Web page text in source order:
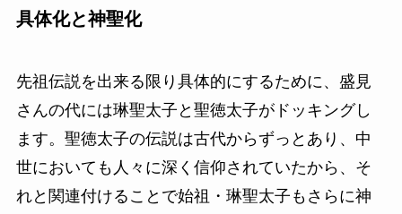
具体化と神聖化
先祖伝説を出来る限り具体的にするために、盛見
さんの代には琳聖太子と聖徳太子がドッキングし
ます。聖徳太子の伝説は古代からずっとあり、中
世においても人々に深く信仰されていたから、そ
れと関連付けることで始祖・琳聖太子もさらに神